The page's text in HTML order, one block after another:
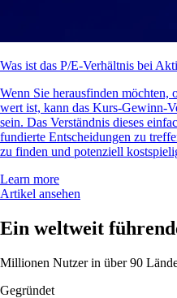
Was ist das P/E-Verhältnis bei
Wenn Sie herausfinden
wert ist, kann das Kurs-Gewinn-
sein. Das Verständnis dieses
fundierte Entscheidungen zu
zu finden und potenziell
Learn more
Artikel ansehen
Ein weltweit
Millionen Nutzer in über 90
Gegründet